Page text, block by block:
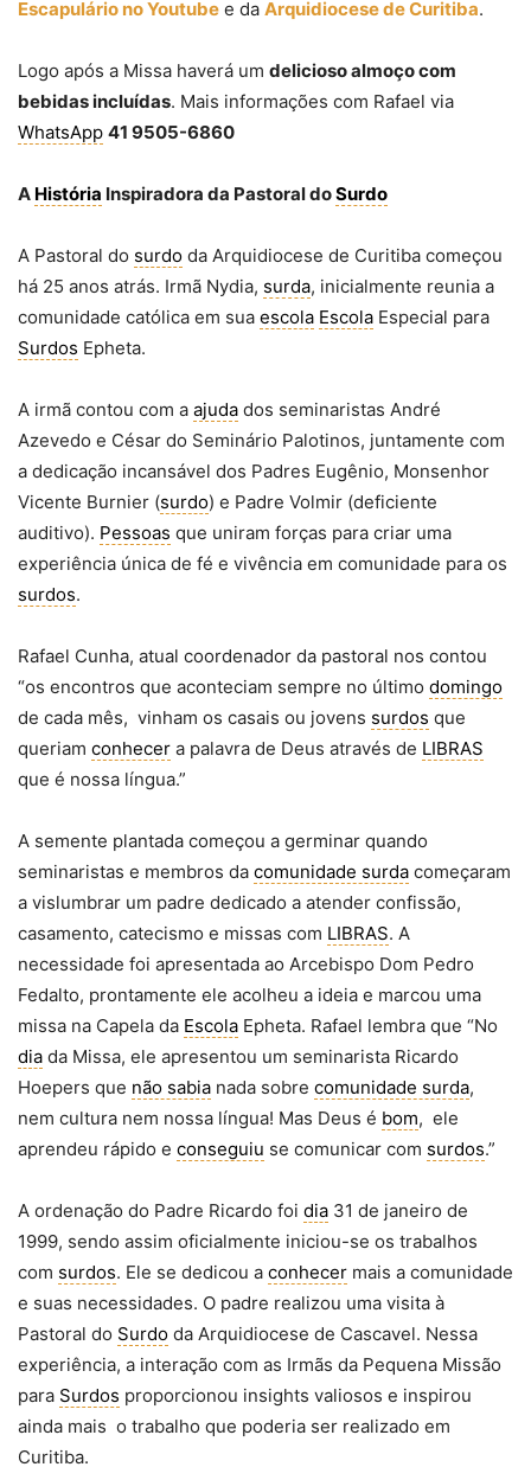
Escapulário no Youtube e da Arquidiocese de Curitiba.
Logo após a Missa haverá um delicioso almoço com
bebidas incluídas. Mais informações com Rafael via
WhatsApp 41 9505-6860
A História Inspiradora da Pastoral doSurdo
A Pastoral do surdo da Arquidiocese de Curitiba começou
há 25 anos atrás. Irmã Nydia, surda, inicialmente reunia a
comunidade católica em sua escola Escola Especial para
Surdos Epheta.
A irmã contou com a ajuda dos seminaristas André
Azevedo e César do Seminário Palotinos, juntamente com
a dedicação incansável dos Padres Eugênio, Monsenhor
Vicente Burnier (surdo) e Padre Volmir (deficiente
auditivo). Pessoas que uniram forças para criar uma
experiência única de fé e vivência em comunidade para os
surdos.
Rafael Cunha, atual coordenador da pastoral nos contou
“os encontros que aconteciam sempre no último domingo
de cada mês, vinham os casais ou jovens surdos que
queriam conhecer a palavra de Deus através de LIBRAS
que é nossa língua.”
A semente plantada começou a germinar quando
seminaristas e membros da comunidade surda começaram
a vislumbrar um padre dedicado a atender confissão,
casamento, catecismo e missas com LIBRAS. A
necessidade foi apresentada ao Arcebispo Dom Pedro
Fedalto, prontamente ele acolheu a ideia e marcou uma
missa na Capela da Escola Epheta. Rafael lembra que “No
dia da Missa, ele apresentou um seminarista Ricardo
Hoepers que não sabia nada sobre comunidade surda,
nem cultura nem nossa língua! Mas Deus é bom, ele
aprendeu rápido e conseguiu se comunicar com surdos.”
A ordenação do Padre Ricardo foi dia 31 de janeiro de
1999, sendo assim oficialmente iniciou-se os trabalhos
com surdos. Ele se dedicou a conhecer mais a comunidade
e suas necessidades. O padre realizou uma visita à
Pastoral do Surdo da Arquidiocese de Cascavel. Nessa
experiência, a interação com as Irmãs da Pequena Missão
para Surdos proporcionou insights valiosos e inspirou
ainda mais o trabalho que poderia ser realizado em
Curitiba.